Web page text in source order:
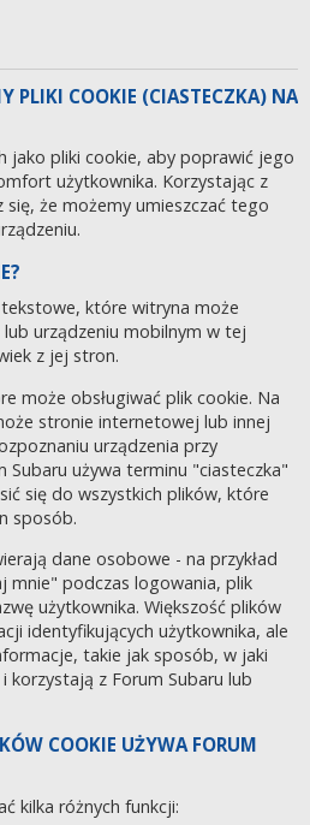
PLIKI COOKIE (CIASTECZKA) NA
jako pliki cookie, aby poprawić jego
użytkownika. Korzystając z
się, że możemy umieszczać tego
które witryna może
urządzeniu mobilnym w tej
z jej stron.
może obsługiwać plik cookie. Na
stronie internetowej lub innej
urządzenia przy
Subaru używa terminu "ciasteczka"
się do wszystkich plików, które
sposób.
dane osobowe - na przykład
mnie" podczas logowania, plik
użytkownika. Większość plików
identyfikujących użytkownika, ale
takie jak sposób, w jaki
korzystają z Forum Subaru lub
COOKIE UŻYWA FORUM
kilka różnych funkcji: